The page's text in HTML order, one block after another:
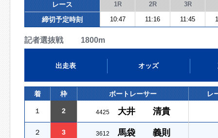
レース 1R 2R 3R
締切予定時刻 10:47 11:16 11:45
記者選抜戦 1800m
出走表 オッズ
着 枠 ボートレーサー レ
１ 2 4425 大井 清貴
２ 3 3612 馬袋 義則